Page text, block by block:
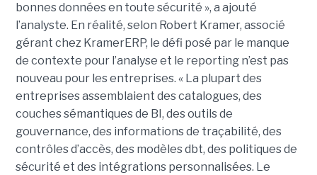
bonnes données en toute sécurité », a ajouté
l’analyste. En réalité, selon Robert Kramer, associé
gérant chez KramerERP, le défi posé par le manque
de contexte pour l’analyse et le reporting n’est pas
nouveau pour les entreprises. « La plupart des
entreprises assemblaient des catalogues, des
couches sémantiques de BI, des outils de
gouvernance, des informations de traçabilité, des
contrôles d’accès, des modèles dbt, des politiques de
sécurité et des intégrations personnalisées. Le